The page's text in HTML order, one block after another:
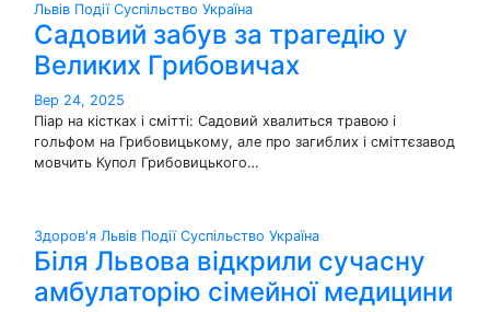
Львів Події Суспільство Україна
Садовий забув за трагедію у
Великих Грибовичах
Вер 24, 2025
Піар на кістках і смітті: Садовий хвалиться травою і
гольфом на Грибовицькому, але про загиблих і сміттєзавод
мовчить Купол Грибовицького…
Здоров'я Львів Події Суспільство Україна
Біля Львова відкрили сучасну
амбулаторію сімейної медицини